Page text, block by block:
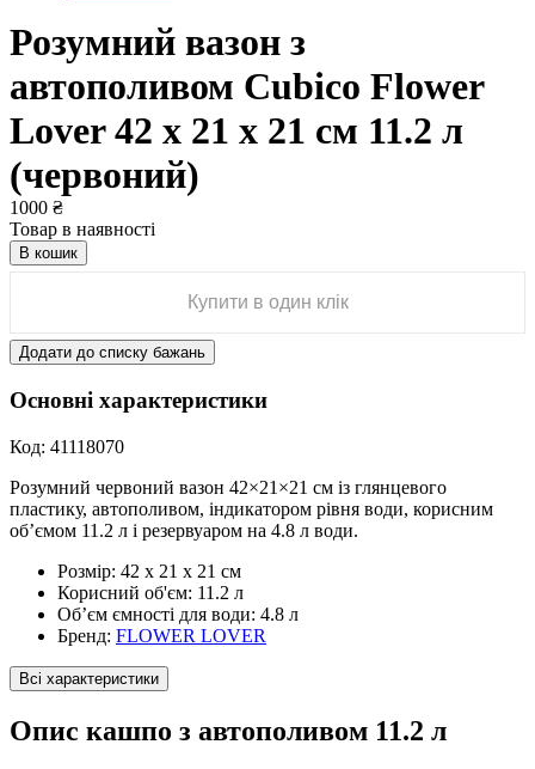
Розумний вазон з
автополивом Cubico Flower
Lover 42 x 21 х 21 см 11.2 л
(червоний)
1000 ₴
Товар в наявності
В кошик
Купити в один клік
Додати до списку бажань
Основні характеристики
Код: 41118070
Розумний червоний вазон 42×21×21 см із глянцевого
пластику, автополивом, індикатором рівня води, корисним
об’ємом 11.2 л і резервуаром на 4.8 л води.
Розмір: 42 x 21 x 21 см
Корисний об'єм: 11.2 л
Об’єм ємності для води: 4.8 л
Бренд: FLOWER LOVER
Всі характеристики
Опис кашпо з автополивом 11.2 л